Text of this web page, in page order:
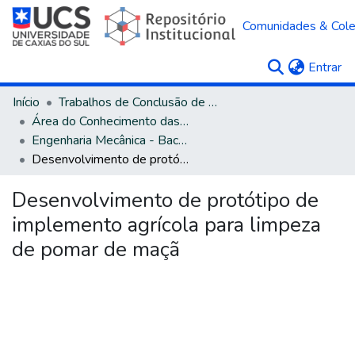
Comunidades &
Entrar
Início
Trabalhos de Conclusão de Curso
Área do Conhecimento das Engenharias
Engenharia Mecânica - Bacharelado
Desenvolvimento de protótipo de implemento agrícola para limpeza de pomar de maçã
Desenvolvimento de protótipo de
implemento agrícola para limpeza
de pomar de maçã